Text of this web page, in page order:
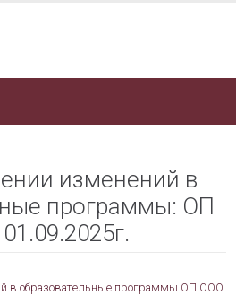
изменений в
программы: ОП
в образовательные программы ОП ООО